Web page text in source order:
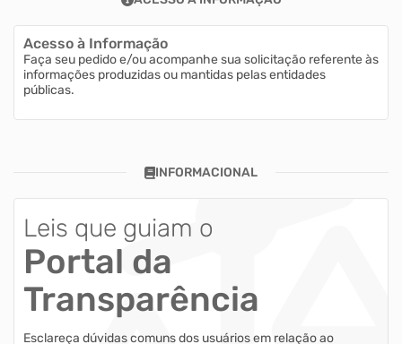
Autoatendimento
Mapa do Site
Acesso à Informação
Faça seu pedido e/ou acompanhe sua solicitação referente às
informações produzidas ou mantidas pelas entidades
públicas.
INFORMACIONAL
Leis que guiam o
Portal da
Transparência
Esclareça dúvidas comuns dos usuários em relação ao